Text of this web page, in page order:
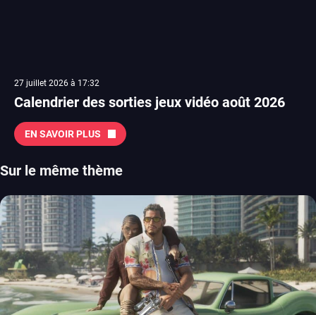
27 juillet 2026 à 17:32
Calendrier des sorties jeux vidéo août 2026
EN SAVOIR PLUS
Sur le même thème